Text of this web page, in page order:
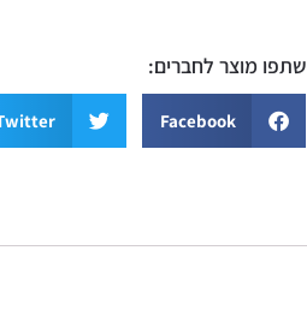
שתפו מוצר לחברים:
Facebook